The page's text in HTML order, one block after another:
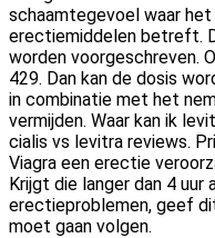
schaamtegevoel waar
erectiemiddelen betreft.
worden voorgeschreven.
429. Dan kan de dosis
in combinatie met het
vermijden. Waar kan ik
cialis vs levitra reviews.
Viagra een erectie
Krijgt die langer dan 4 uur
erectieproblemen, geef
moet gaan volgen.